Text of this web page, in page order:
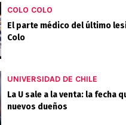
COLO COLO
El parte médico del último
Colo
UNIVERSIDAD DE CHILE
La U sale a la venta: la fecha
nuevos dueños